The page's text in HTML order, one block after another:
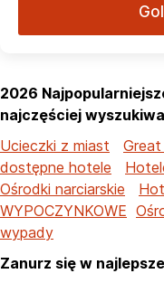
2026
najczęściej
Ucieczki z miast
dostępne hotele
Ośrodki narciarskie
WYPOCZYNKOWE
wypady
Zanurz się w